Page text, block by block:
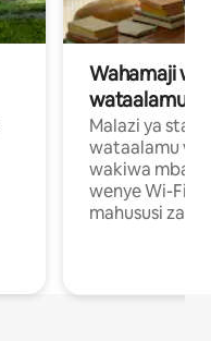
Wahamaji
wataalamu
Malazi ya
wataalamu
wakiwa mbali
wenye Wi-Fi
mahususi za